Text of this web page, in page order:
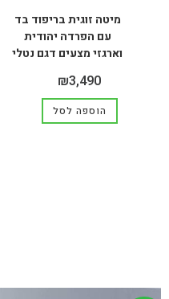
מיטה זוגית בריפוד בד
עם הפרדה יהודית
וארגזי מצעים דגם נטלי
₪3,490
הוספה לסל